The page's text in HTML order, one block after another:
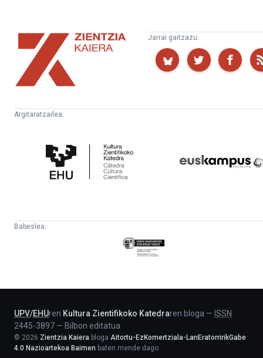
Zientzia
Kaiera
Jarrai gaitzazu:
Argitaratzailea:
Zientifikoko
Katedra
Babeslea:
Eusko
Jaurlaritza
UPV/EHUren Kultura Zientifikoko Katedraren bloga — ISSN
2445-3897 — Bilbon editatua
© 2026 Zientzia Kaiera bloga Aitortu-EzKomertziala-LanEratorririkGabe
4.0 Nazioartekoa Baimen baten mende dago